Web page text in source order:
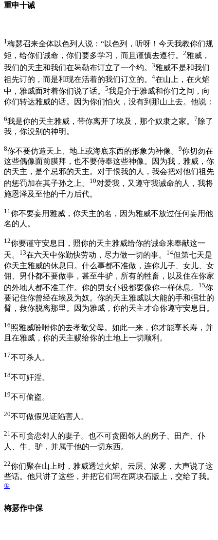
重申十诫
1 梅瑟召来全体以色列人说：“以色列，听呀！今天我教你们规
矩，给你们诫命，你们要多学习，而且谨慎去遵行。 2雅威，
我们的天主和我们在曷勒布订立了一个约。 3雅威不是和我们
祖先订的，而是和现在活着的我们订立的。 4在山上，在火焰
中，雅威面对着你们说了话。 5我是介于雅威和你们之间，向
你们转达雅威的话。因为你们怕火，没有到那山上去。他说：
6我是你的天主雅威，带你离开了埃及，那个奴隶之家。 7 除了
我，你没别的神明。
8你不要仿造天上、地上或海底东西的形象为神像。 9你切勿在
这些偶像面前膜拜，也不要侍奉这些神像。因为我，雅威，你
的天主，是个忌邪的天主。对于恨我的人，我会把对他们祖先
的惩罚加在其子孙之上。
10对爱我，又遵守我诫命的人，我将
施恩泽及至他的千万后代。
11 你不要妄用雅威，你天主的名，因为雅威不放过任何妄用他
名的人。
12你要谨守安息日，照你的天主雅威给你的诫命来奉献这一
天。
13在六天中你勤快劳动，尽力做一切的事。 14但第七天是
你天主雅威的休息日。什么事都不准做，连你儿子、女儿、女
佣、男仆都不要做事，甚至牛驴，所有的牲畜，以及住在你家
的外地人都不准工作。你的男女仆役都要像你一样休息。
15你
要记住你曾经在埃及为奴。你的天主雅威以大能的手和强壮的
臂，救你脱离那里。因为雅威，你的天主才命你遵守安息日。
16照雅威吩咐你的去孝敬父母。如此一来，你才能享长寿，并
且在雅威，你的天主赐给你的土地上一切顺利。
17不可杀人。
18不可奸淫。
19不可偷盗。
20不可做假见证陷害人。
21不可贪恋邻人的妻子。也不可贪图邻人的房子、田产、仆
人、牛、驴，并属于他的一切东西。
22你们聚在山上时，雅威透过火焰、云层、浓雾，大声说了这
些话。他只讲了这些，并把它们写在两块石版上，交给了我。
①
梅瑟作中保